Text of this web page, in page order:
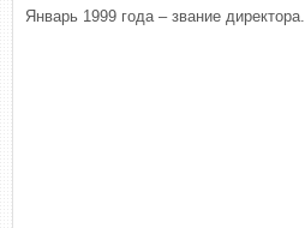
Январь 1999 года – звание директора.